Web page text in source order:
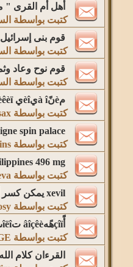
أهل أم القرى "
كتبت بواسطة
قوم بنى
كتبت بواسطة
قوم نوح وعاد
كتبت بواسطة
مèنًà îيèîي âèêèïهنèے
كتبت بواسطة
spin palace
كتبت بواسطة
496 mg
كتبت بواسطة
xevil يمكن كسر أي captcha!
كتبت بواسطة
أًَçîïهًهâîçêè تîëîىيà
كتبت بواسطة
القرءان كلام